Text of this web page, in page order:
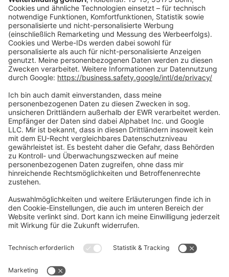
Vertrag widerrufen
Zahlungsarten
Social Media
Oft Gesucht
Rund um die Prüfung
Datenschutzerklärung
Widerrufsrecht